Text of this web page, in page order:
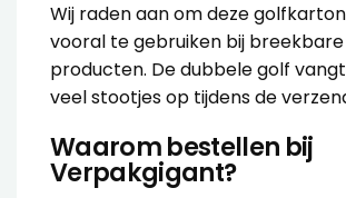
Wij raden aan om deze
vooral te gebruiken bij
producten. De dubbele golf
veel stootjes op tijdens de
Waarom bestellen bij
Verpakgigant?